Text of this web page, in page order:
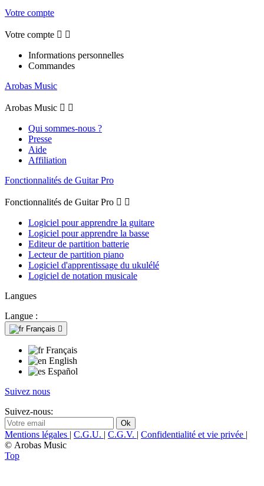
Votre compte
Votre compte  
Informations personnelles
Commandes
Arobas Music
Arobas Music  
Qui sommes-nous ?
Presse
Aide
Affiliation
Fonctionnalités de Guitar Pro
Fonctionnalités de Guitar Pro  
Logiciel pour apprendre la guitare
Logiciel pour apprendre la basse
Editeur de partition batterie
Lecteur de partition piano
Logiciel d'apprentissage du ukulélé
Logiciel de notation musicale
Langues
Langue :
Français 
Français
English
Español
Suivez nous
Suivez-nous:
Mentions légales | C.G.U. | C.G.V. | Confidentialité et vie privée |
© Arobas Music
Top